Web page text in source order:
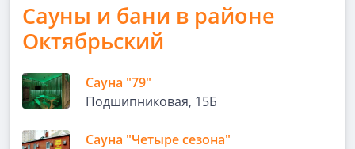
Сауны и бани в районе
Октябрьский
Сауна "79"
Подшипниковая, 15Б
Сауна "Четыре сезона"